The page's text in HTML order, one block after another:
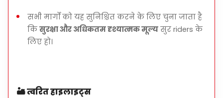
सभी मार्गों को यह सुनिश्चित करने के लिए चुना जाता है
कि सुरक्षा और अधिकतम दृश्यात्मक मूल्य सुर riders के
लिए हो।
🏜️त्वरित हाइलाइट्स